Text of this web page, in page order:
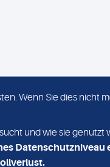
Wenn Sie dies nicht
und wie sie genutzt
Datenschutzniveau